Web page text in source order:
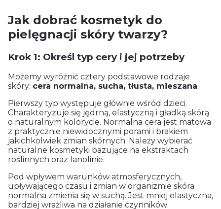
Jak dobrać kosmetyk do
pielęgnacji skóry twarzy?
Krok 1: Określ typ cery i jej potrzeby
Możemy wyróżnić cztery podstawowe rodzaje
skóry: cera normalna, sucha, tłusta, mieszana.
Pierwszy typ występuje głównie wśród dzieci.
Charakteryzuje się jędrną, elastyczną i gładką skórą
o naturalnym kolorycie. Normalna cera jest matowa
z praktycznie niewidocznymi porami i brakiem
jakichkolwiek zmian skórnych. Należy wybierać
naturalne kosmetyki bazujące na ekstraktach
roślinnych oraz lanolinie.
Pod wpływem warunków atmosferycznych,
upływającego czasu i zmian w organizmie skóra
normalna zmienia się w suchą. Jest mniej elastyczna,
bardziej wrażliwa na działanie czynników